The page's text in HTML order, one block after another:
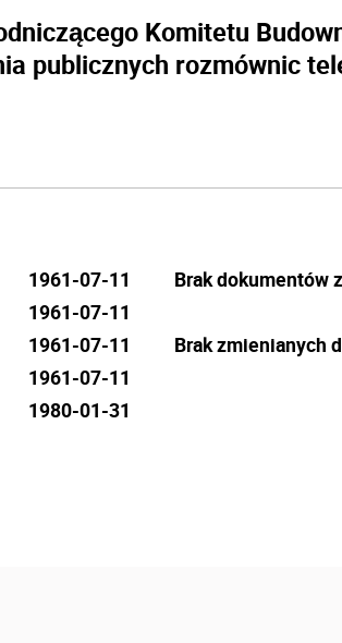
Komitetu
publicznych rozmównic
1961-07-11
1961-07-11
1961-07-11
1961-07-11
1980-01-31
Brak dokumentów
Brak zmienianych